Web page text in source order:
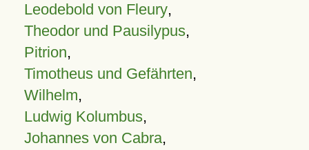
Leodebold von Fleury,
Theodor und Pausilypus,
Pitrion,
Timotheus und Gefährten,
Wilhelm,
Ludwig Kolumbus,
Johannes von Cabra,